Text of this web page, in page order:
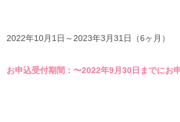
2022年10月1日～2023年3月31日（6ヶ月）
お申込受付期間：〜2022年9月30日までにお